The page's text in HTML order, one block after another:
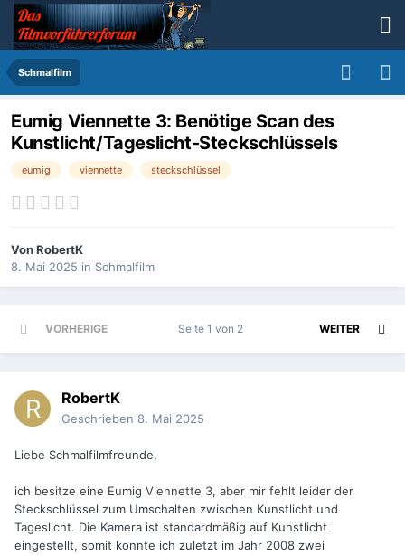
Schmalfilm
Eumig Viennette 3: Benötige Scan des
Kunstlicht/Tageslicht-Steckschlüssels
eumig viennette steckschlüssel
VonRobertK
8. Mai 2025 in Schmalfilm
VORHERIGE WEITER
Seite 1 von 2
RobertK
Geschrieben 8. Mai 2025
Liebe Schmalfilmfreunde,
ich besitze eine Eumig Viennette 3, aber mir fehlt leider der
Steckschlüssel zum Umschalten zwischen Kunstlicht und
Tageslicht. Die Kamera ist standardmäßig auf Kunstlicht
eingestellt, somit konnte ich zuletzt im Jahr 2008 zwei